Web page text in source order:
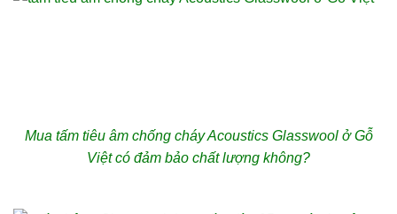
Mua tấm tiêu âm chống cháy Acoustics Glasswool ở Gỗ
Việt có đảm bảo chất lượng không?